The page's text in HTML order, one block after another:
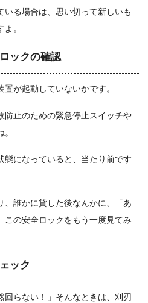
る場合は、思い切って新しいも
。
ックの確認
が起動していないかです。
防止のための緊急停止スイッチや
態になっていると、当たり前です
、誰かに貸した後なんかに、「あ
この安全ロックをもう一度見てみ
ック
回らない！」そんなときは、刈刃